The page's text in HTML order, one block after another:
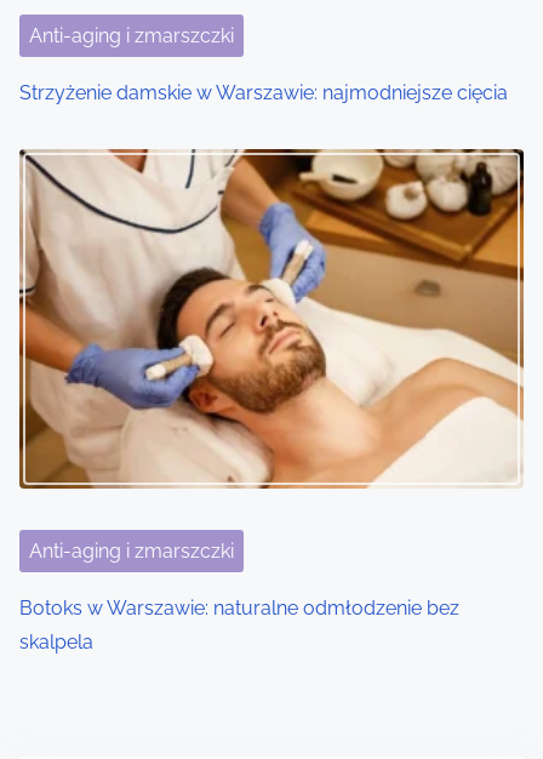
Anti-aging i zmarszczki
Strzyżenie damskie w Warszawie: najmodniejsze cięcia
Anti-aging i zmarszczki
Botoks w Warszawie: naturalne odmłodzenie bez
skalpela